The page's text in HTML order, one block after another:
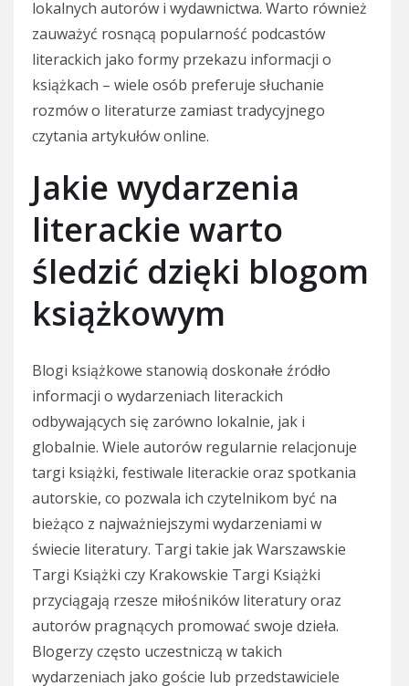
lokalnych autorów i wydawnictwa. Warto również
zauważyć rosnącą popularność podcastów
literackich jako formy przekazu informacji o
książkach – wiele osób preferuje słuchanie
rozmów o literaturze zamiast tradycyjnego
czytania artykułów online.
Jakie wydarzenia
literackie warto
śledzić dzięki blogom
książkowym
Blogi książkowe stanowią doskonałe źródło
informacji o wydarzeniach literackich
odbywających się zarówno lokalnie, jak i
globalnie. Wiele autorów regularnie relacjonuje
targi książki, festiwale literackie oraz spotkania
autorskie, co pozwala ich czytelnikom być na
bieżąco z najważniejszymi wydarzeniami w
świecie literatury. Targi takie jak Warszawskie
Targi Książki czy Krakowskie Targi Książki
przyciągają rzesze miłośników literatury oraz
autorów pragnących promować swoje dzieła.
Blogerzy często uczestniczą w takich
wydarzeniach jako goście lub przedstawiciele